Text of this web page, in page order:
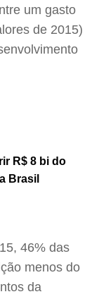
um gasto
de 2015)
R$ 8 bi do
Brasil
46% das
menos do
da